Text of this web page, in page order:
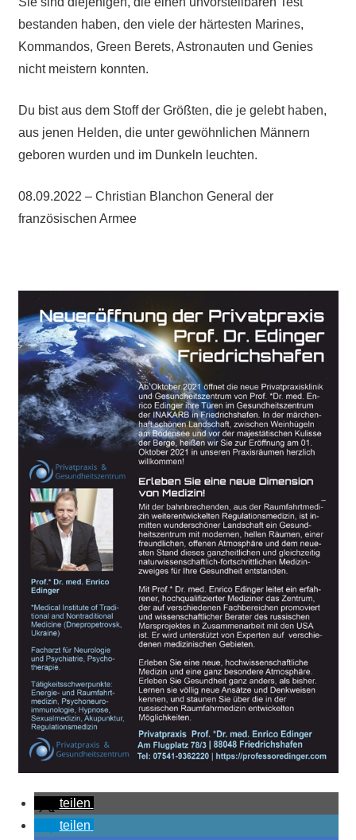
bestanden haben, den viele der härtesten Marines,
Kommandos, Green Berets, Astronauten und Genies
nicht meistern konnten.
Du bist aus dem Stoff der Größten, die je gelebt haben,
aus jenen Helden, die unter gewöhnlichen Männern
geboren wurden und im Dunkeln leuchten.
08.09.2022 – Christian Blanchon General der
französischen Armee
teilen
teilen